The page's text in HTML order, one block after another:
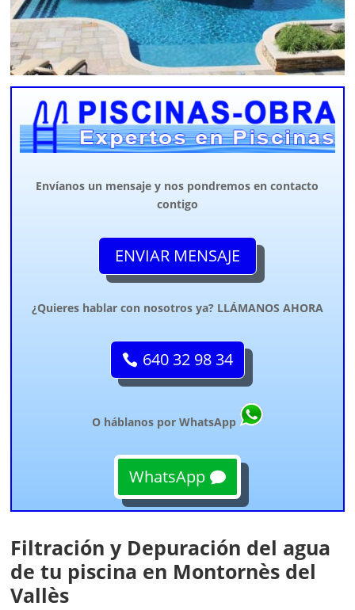
Envíanos un mensaje y nos pondremos en contacto
contigo
ENVIAR MENSAJE
¿Quieres hablar con nosotros ya? LLÁMANOS AHORA
640 32 98 34
O háblanos por WhatsApp
WhatsApp
Filtración y Depuración del agua
de tu piscina en Montornès del
Vallès